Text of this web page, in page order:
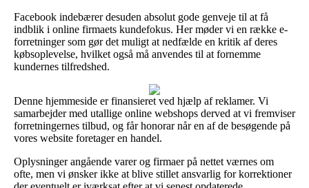
Facebook indebærer desuden absolut gode genveje til at få
indblik i online firmaets kundefokus. Her møder vi en række e-
forretninger som gør det muligt at nedfælde en kritik af deres
købsoplevelse, hvilket også må anvendes til at fornemme
kundernes tilfredshed.
Denne hjemmeside er finansieret ved hjælp af reklamer. Vi
samarbejder med utallige online webshops derved at vi fremviser
forretningernes tilbud, og får honorar når en af de besøgende på
vores website foretager en handel.
Oplysninger angående varer og firmaer på nettet værnes om
ofte, men vi ønsker ikke at blive stillet ansvarlig for korrektioner